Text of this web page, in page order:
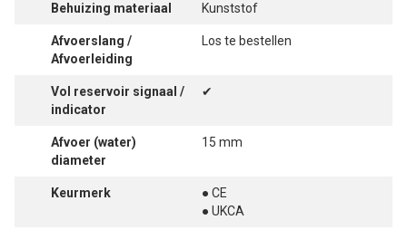
Behuizing materiaal Kunststof
Afvoerslang /
Afvoerleiding
Los te bestellen
Vol reservoir signaal /
indicator
✔
Afvoer (water)
diameter
15 mm
Keurmerk
● CE
● UKCA